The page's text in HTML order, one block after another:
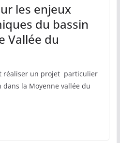
les enjeux
du bassin
Vallée du
réaliser un projet particulier
la Moyenne vallée du